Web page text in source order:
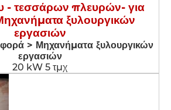
- τεσσάρων πλευρών- για
ξυλουργικών
εργασιών
> Μηχανήματα ξυλουργικών
εργασιών
20 kW 5 τμχ